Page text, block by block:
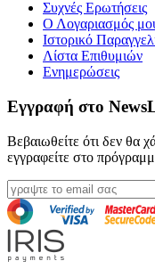
Συχνές Ερωτήσεις
Ο Λογαριασμός
Ιστορικό
Λίστα Επιθυμιών
Ενημερώσεις
Εγγραφή στο
Βεβαιωθείτε ότι δεν θα
εγγραφείτε στο